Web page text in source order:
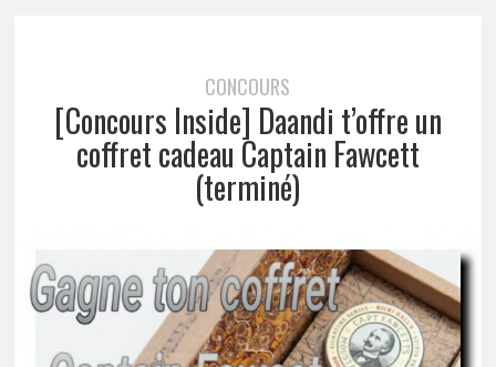
CONCOURS
[Concours Inside] Daandi t’offre un
coffret cadeau Captain Fawcett
(terminé)